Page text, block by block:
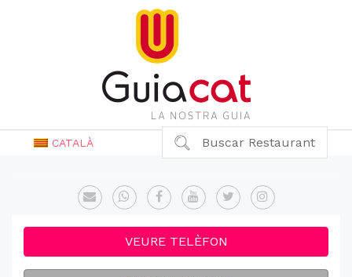
CATALÀ Buscar Restaurant
VEURE TELÈFON